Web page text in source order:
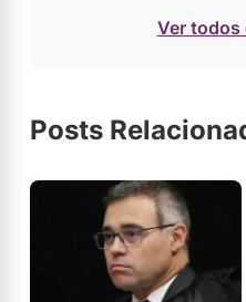
Ver
Posts